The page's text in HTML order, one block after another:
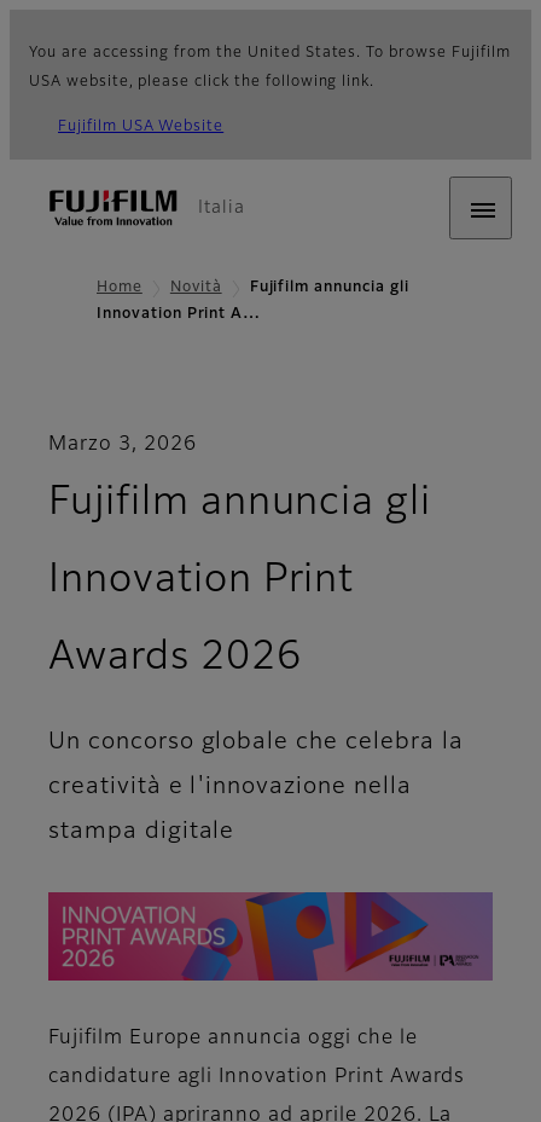
You are accessing from the United States. To browse Fujifilm
USA website, please click the following link.
Fujifilm USA Website
Italia
Home Novità
Fujifilm annuncia gli
Innovation Print A…
Marzo 3, 2026
Fujifilm annuncia gli
Innovation Print
Awards 2026
Un concorso globale che celebra la
creatività e l'innovazione nella
stampa digitale
Fujifilm Europe annuncia oggi che le
candidature agli Innovation Print Awards
2026 (IPA) apriranno ad aprile 2026. La